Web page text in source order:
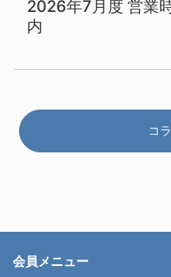
2026年7月度 営業
内
コ
会員メニュー